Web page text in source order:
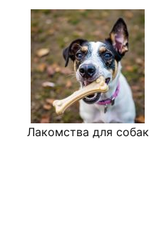
Лакомства для собак